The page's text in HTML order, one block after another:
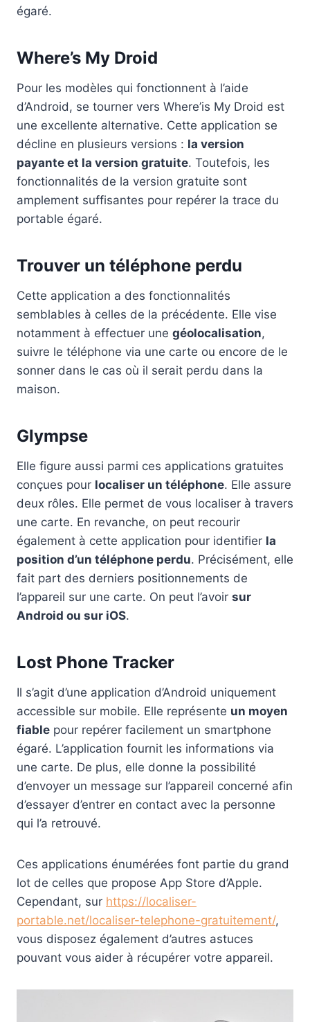
égaré.
Where’s My Droid
Pour les modèles qui fonctionnent à l’aide
d’Android, se tourner vers Where’is My Droid est
une excellente alternative. Cette application se
décline en plusieurs versions : la version
payante et la version gratuite. Toutefois, les
fonctionnalités de la version gratuite sont
amplement suffisantes pour repérer la trace du
portable égaré.
Trouver un téléphone perdu
Cette application a des fonctionnalités
semblables à celles de la précédente. Elle vise
notamment à effectuer une géolocalisation,
suivre le téléphone via une carte ou encore de le
sonner dans le cas où il serait perdu dans la
maison.
Glympse
Elle figure aussi parmi ces applications gratuites
conçues pour localiser un téléphone. Elle assure
deux rôles. Elle permet de vous localiser à travers
une carte. En revanche, on peut recourir
également à cette application pour identifier la
position d’un téléphone perdu. Précisément, elle
fait part des derniers positionnements de
l’appareil sur une carte. On peut l’avoir sur
Android ou sur iOS.
Lost Phone Tracker
Il s’agit d’une application d’Android uniquement
accessible sur mobile. Elle représente un moyen
fiable pour repérer facilement un smartphone
égaré. L’application fournit les informations via
une carte. De plus, elle donne la possibilité
d’envoyer un message sur l’appareil concerné afin
d’essayer d’entrer en contact avec la personne
qui l’a retrouvé.
Ces applications énumérées font partie du grand
lot de celles que propose App Store d’Apple.
Cependant, sur https://localiser-
portable.net/localiser-telephone-gratuitement/,
vous disposez également d’autres astuces
pouvant vous aider à récupérer votre appareil.